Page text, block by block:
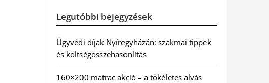
Legutóbbi bejegyzések
Ügyvédi díjak Nyíregyházán: szakmai tippek
és költségösszehasonlítás
160×200 matrac akció – a tökéletes alvás